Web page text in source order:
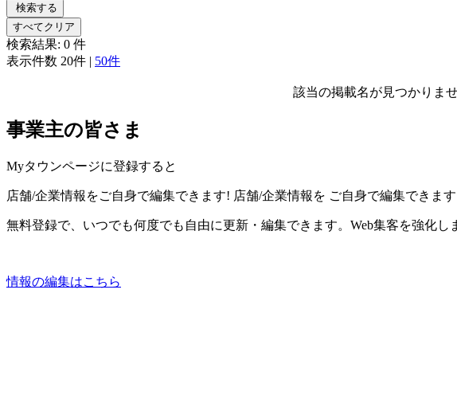
検索する
すべてクリア
検索結果: 0 件
表示件数 20件 | 50件
該当の掲載名が見つかりま
事業主の皆さま
Myタウンページに登録すると
店舗/企業情報をご自身で編集できます! 店舗/企業情報を ご自身で編集できま
無料登録で、いつでも何度でも自由に更新・編集できます。Web集客を強化し
情報の編集はこちら